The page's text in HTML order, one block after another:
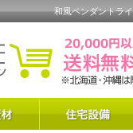
和風ペンダントラ